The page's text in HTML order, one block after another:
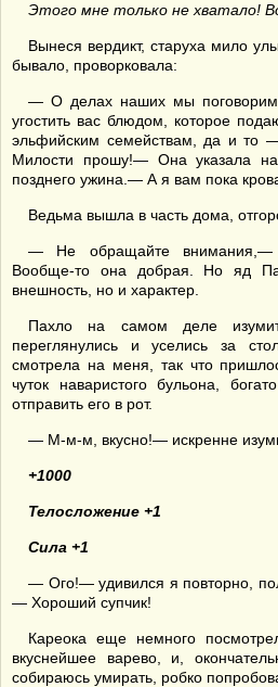
Этого мне только не хватало!
Вынеся вердикт, старуха мило
бывало, проворковала:
— О делах наших мы поговорим
угостить вас блюдом, которое
эльфийским семействам, да и то
Милости прошу!— Она указала
позднего ужина.— А я вам пока
Ведьма вышла в часть дома,
— Не обращайте внимания,—
Вообще-то она добрая. Но яд
внешность, но и характер.
Пахло на самом деле
переглянулись и уселись за
смотрела на меня, так что
чуток наваристого бульона,
отправить его в рот.
— М-м-м, вкусно!— искренне
+1000
Телосложение +1
Сила +1
— Ого!— удивился я повторно,
— Хороший супчик!
Кареока еще немного
вкуснейшее варево, и,
собираюсь умирать, робко